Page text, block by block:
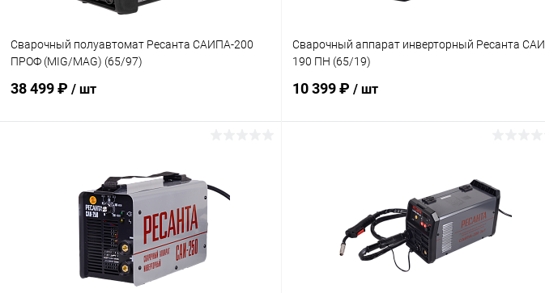
Сварочный полуавтомат Ресанта САИПА-200
ПРОФ (MIG/MAG) (65/97)
38 499 ₽ / шт
Купить в 1 клик К сравнению
В избранное В наличии
Сварочный аппарат инверторный Ресанта САИ
190 ПН (65/19)
10 399 ₽ / шт
К сравнению
В избранное В наличии